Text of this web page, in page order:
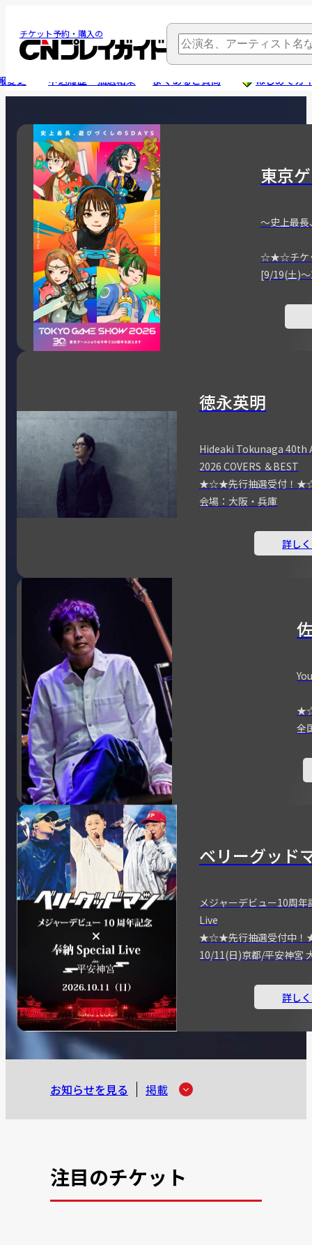
チケット予約・購入の
変更 申込履歴・抽選結果 よくあるご質問 はじめてガ
東京
～史上最長
☆★☆チケ
[9/19(土)
徳永英明
Hideaki Tokunaga 40th
2026 COVERS ＆BEST
★☆★先行抽選受付！
会場：大阪・兵庫
詳し
全
ベリーグッド
メジャーデビュー10周
Live
★☆★先行抽選受付中
10/11(日)京都/平安神宮
詳し
お知らせを見る 掲載
注目のチケット